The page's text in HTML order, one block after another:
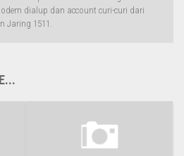
dialup dan account curi-curi dari
Jaring 1511.